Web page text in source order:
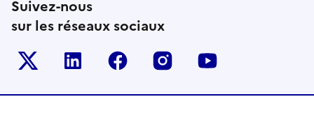
Suivez-nous
sur les réseaux sociaux
Le ministère sur Twitter
Le ministère sur LinkedIn
Le ministère sur Facebook
Le ministère sur